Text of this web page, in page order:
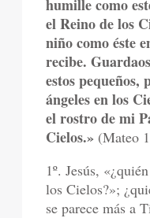
humille como
el Reino de los
niño como éste
recibe.
estos pequeños,
ángeles en los
el rostro de mi
Cielos.» (Mateo
1º. Jesús,
los Cielos?»;
se parece más a